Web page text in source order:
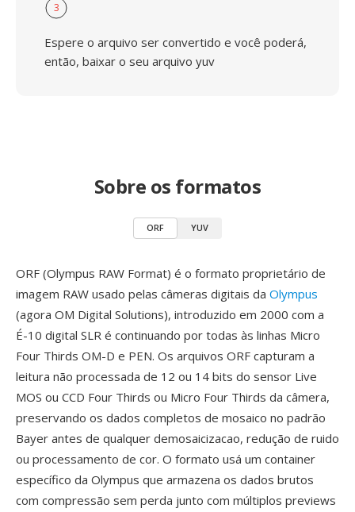
3
Espere o arquivo ser convertido e você poderá,
então, baixar o seu arquivo yuv
Sobre os formatos
ORF YUV
ORF (Olympus RAW Format) é o formato proprietário de
imagem RAW usado pelas câmeras digitais da Olympus
(agora OM Digital Solutions), introduzido em 2000 com a
É-10 digital SLR é continuando por todas às linhas Micro
Four Thirds OM-D e PEN. Os arquivos ORF capturam a
leitura não processada de 12 ou 14 bits do sensor Live
MOS ou CCD Four Thirds ou Micro Four Thirds da câmera,
preservando os dados completos de mosaico no padrão
Bayer antes de qualquer demosaicizacao, redução de ruido
ou processamento de cor. O formato usá um container
específico da Olympus que armazena os dados brutos
com compressão sem perda junto com múltiplos previews